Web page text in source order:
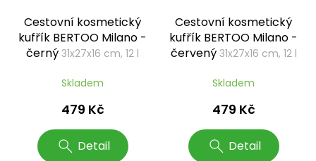
Cestovní kosmetický
kufřík BERTOO Milano -
černý 31x27x16 cm, 12 l
Skladem
479 Kč
Detail
Cestovní kosmetický
kufřík BERTOO Milano -
červený 31x27x16 cm, 12 l
Skladem
479 Kč
Detail